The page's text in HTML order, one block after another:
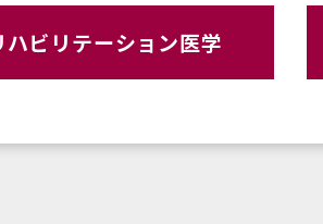
ハビリテーション医学